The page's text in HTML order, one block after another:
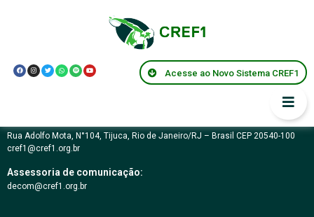
Acesse ao Novo Sistema CREF1
Lei Federal Nº 6.206
Rua Adolfo Mota, N°104, Tijuca, Rio de Janeiro/RJ – Brasil CEP 20540-100
cref1@cref1.org.br
Assessoria de comunicação:
decom@cref1.org.br